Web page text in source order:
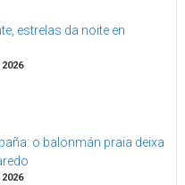
estrelas da noite en
o balonmán praia deixa